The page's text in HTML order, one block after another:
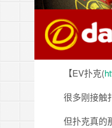
【EV扑克(
很多刚接触
但扑克真的